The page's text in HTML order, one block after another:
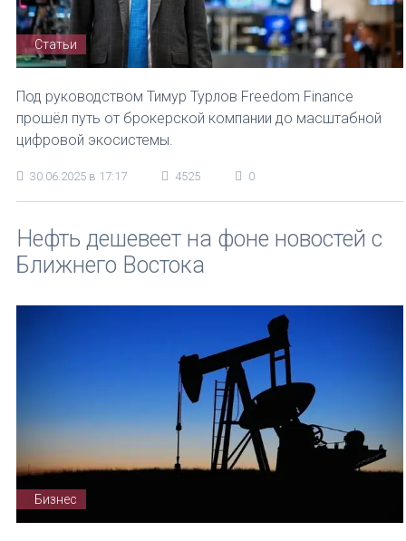
Статьи
Под руководством Тимур Турлов Freedom Finance
прошёл путь от брокерской компании до масштабной
цифровой экосистемы.
30.06.2025 в 17:17 4525 0
Нефть дешевеет на фоне новостей с
Ближнего Востока
Бизнес